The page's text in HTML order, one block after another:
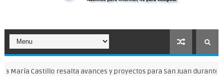
resalta avances y proyectos para San Juan durante